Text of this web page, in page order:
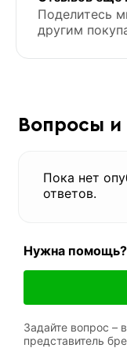
Поделитесь
другим
Вопросы и
Пока нет
ответов.
Нужна помощь?
Задайте вопрос –
представитель